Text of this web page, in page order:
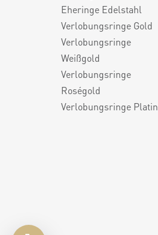
Eheringe Edelstahl
Verlobungsringe Gold
Verlobungsringe
Weißgold
Verlobungsringe
Roségold
Verlobungsringe Platin